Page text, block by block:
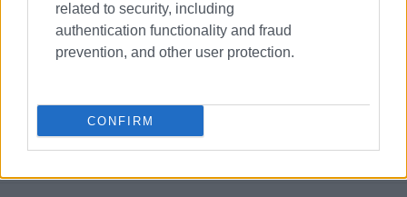
related to security, including
authentication functionality and fraud
prevention, and other user protection.
CONFIRM
εκλογές 2023 Κέρκυρα